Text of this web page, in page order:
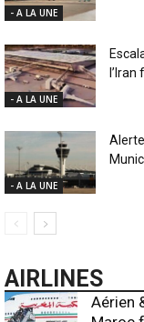
- A LA UNE
- A LA UNE
l’Iran
- A LA UNE
AIRLINES
Aérien